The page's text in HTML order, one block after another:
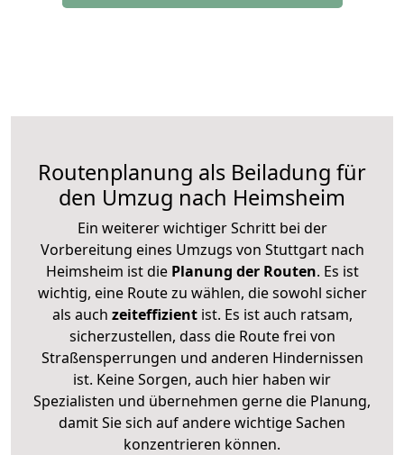
Routenplanung als Beiladung für
den Umzug nach Heimsheim
Ein weiterer wichtiger Schritt bei der
Vorbereitung eines Umzugs von Stuttgart nach
Heimsheim ist diePlanung der Routen. Es ist
wichtig, eine Route zu wählen, die sowohl sicher
als auch zeiteffizientist. Es ist auch ratsam,
sicherzustellen, dass die Route frei von
Straßensperrungen und anderen Hindernissen
ist. Keine Sorgen, auch hier haben wir
Spezialisten und übernehmen gerne die Planung,
damit Sie sich auf andere wichtige Sachen
konzentrieren können.